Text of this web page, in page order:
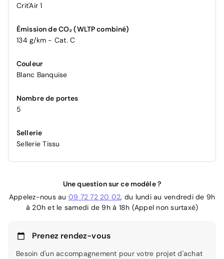
Crit'Air 1
Émission de CO₂ (WLTP combiné)
134 g/km - Cat. C
Couleur
Blanc Banquise
Nombre de portes
5
Sellerie
Sellerie Tissu
Une question sur ce modèle ?
Appelez-nous au 09 72 72 20 02, du lundi au vendredi de 9h
à 20h et le samedi de 9h à 18h (Appel non surtaxé)
Prenez rendez-vous
Besoin d'un accompagnement pour votre projet d'achat